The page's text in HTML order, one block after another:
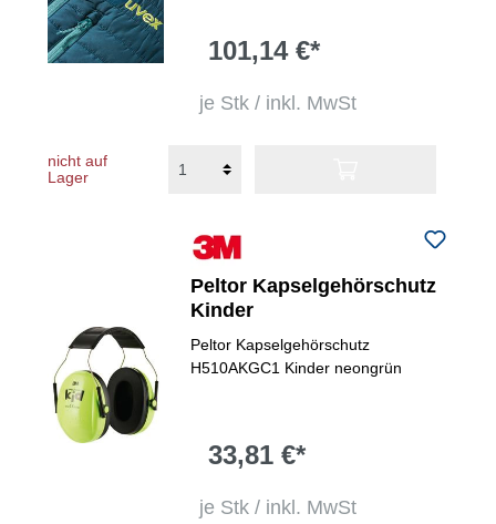
101,14 €*
je Stk / inkl. MwSt
nicht auf
Lager
Peltor Kapselgehörschutz
Kinder
Peltor Kapselgehörschutz
H510AKGC1 Kinder neongrün
33,81 €*
je Stk / inkl. MwSt